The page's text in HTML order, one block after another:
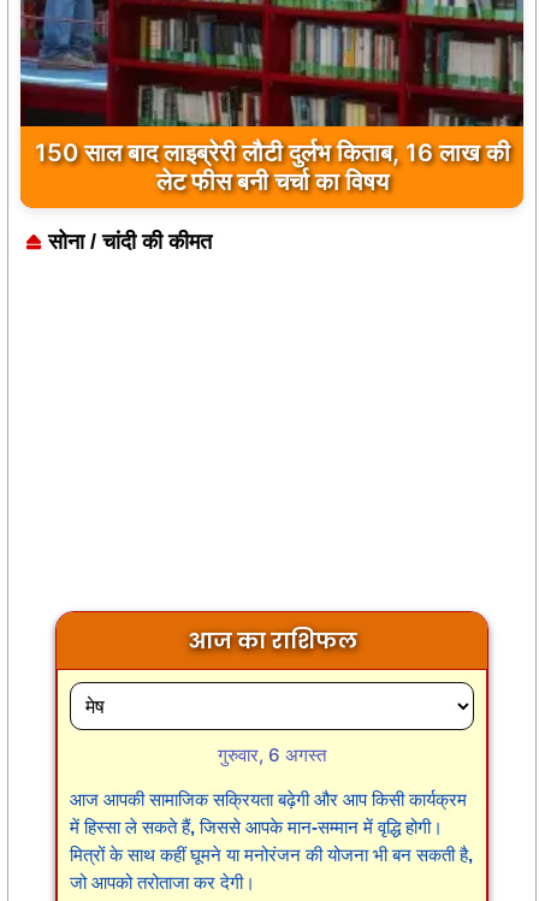
150 साल बाद लाइब्रेरी लौटी दुर्लभ किताब, 16 लाख की
लेट फीस बनी चर्चा का विषय
सोना / चांदी की कीमत
आज का राशिफल
गुरुवार, 6 अगस्त
आज आपकी सामाजिक सक्रियता बढ़ेगी और आप किसी कार्यक्रम
में हिस्सा ले सकते हैं, जिससे आपके मान-सम्मान में वृद्धि होगी।
मित्रों के साथ कहीं घूमने या मनोरंजन की योजना भी बन सकती है,
जो आपको तरोताजा कर देगी।